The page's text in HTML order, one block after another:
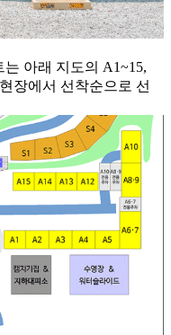
아래 지도의 A1~15,
장에서 선착순으로 선